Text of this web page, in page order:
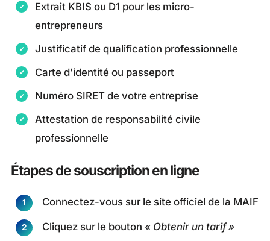
Extrait KBIS ou D1 pour les micro-
entrepreneurs
Justificatif de qualification professionnelle
Carte d’identité ou passeport
Numéro SIRET de votre entreprise
Attestation de responsabilité civile
professionnelle
Étapes de souscription en ligne
Connectez-vous sur le site officiel de la MAIF
Cliquez sur le bouton « Obtenir un tarif »